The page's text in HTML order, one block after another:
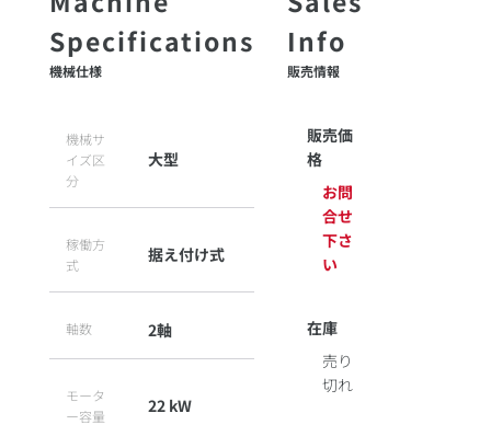
機械仕様
機械サ
イズ区
分
大型
稼働方
式
据え付け式
軸数 2軸
モータ
ー容量
22 kW
販売情報
販売価
格
お問
合せ
下さ
い
在庫
売り
切れ